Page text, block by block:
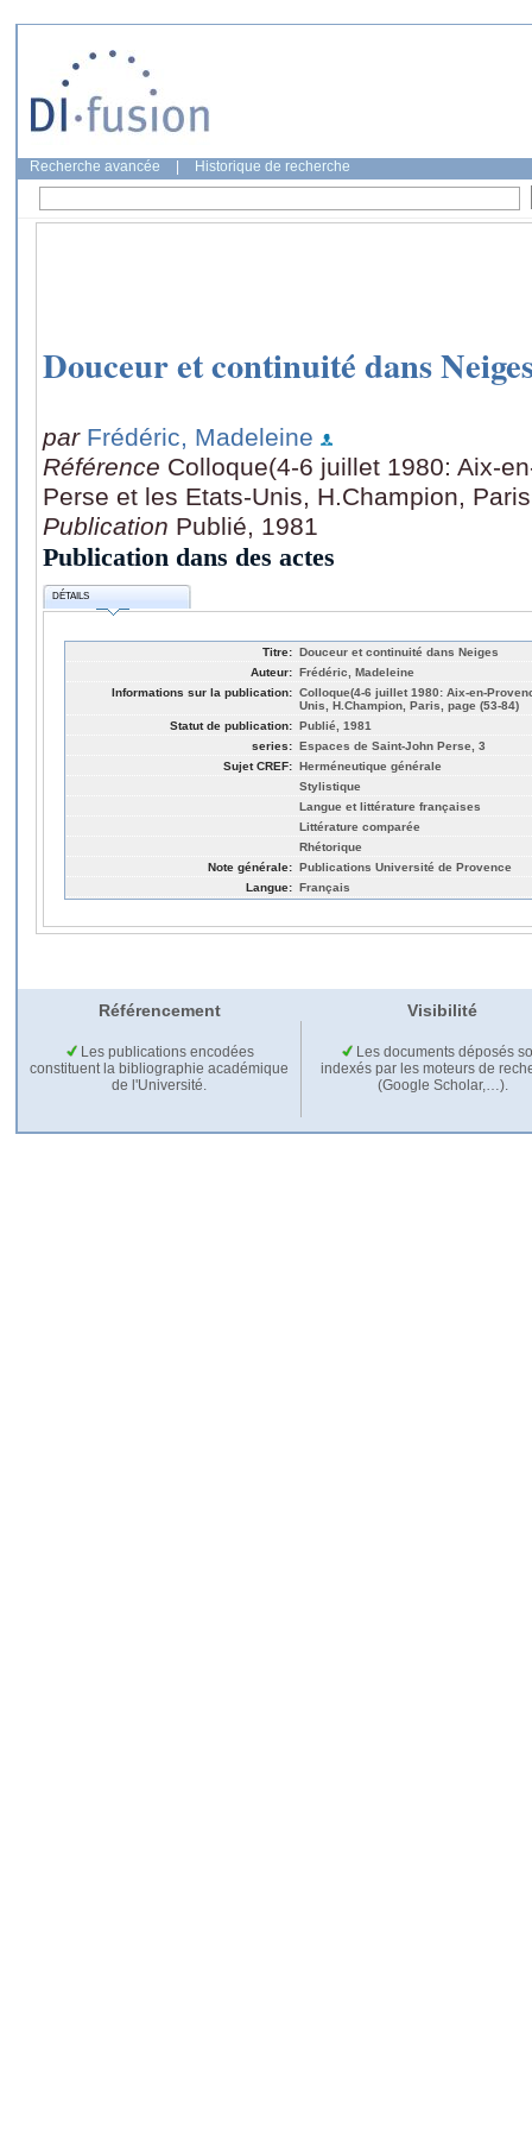
Recherche avancée Historique de recherche
Douceur et continuité dans
par Frédéric, Madeleine
Référence Colloque(4-6 juillet 1980: Aix-
Perse et les Etats-Unis, H.Champion,
Publication Publié, 1981
Publication dans des actes
DÉTAILS
Titre: Douceur et continuité dans Neiges
Auteur: Frédéric, Madeleine
Informations sur la publication: Colloque(4-6 juillet 1980: Aix-en-
Unis, H.Champion, Paris, page (53-84)
Statut de publication: Publié, 1981
series: Espaces de Saint-John Perse, 3
Sujet CREF: Herméneutique générale
Stylistique
Langue et littérature françaises
Littérature comparée
Rhétorique
Note générale: Publications Université de Provence
Langue: Français
Référencement Visibilité
Les publications encodées
constituent la bibliographie académique
de l'Université.
Les documents déposés
indexés par les moteurs de
(Google Scholar,…).